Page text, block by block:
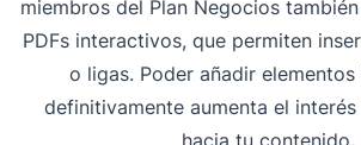
miembros del Plan Negocios
PDFs interactivos, que permiten
o ligas. Poder añadir
definitivamente aumenta el
hacia tu contenido.